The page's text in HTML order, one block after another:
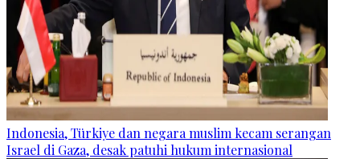
Indonesia, Türkiye dan negara muslim kecam serangan
Israel di Gaza, desak patuhi hukum internasional